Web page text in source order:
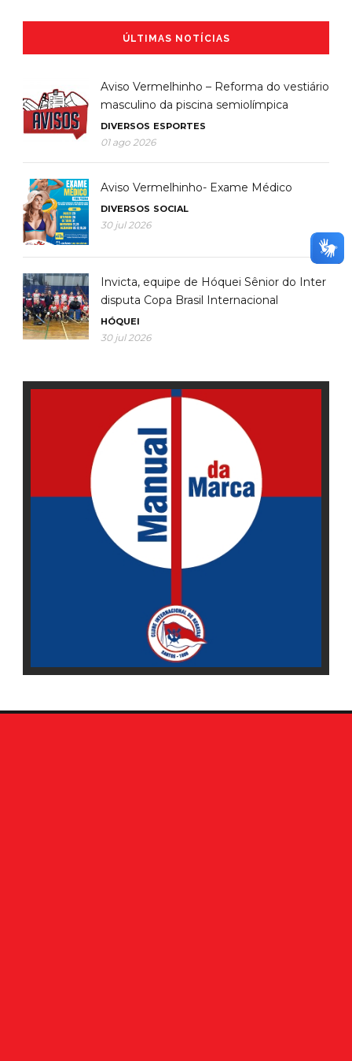
ÚLTIMAS NOTÍCIAS
Aviso Vermelhinho – Reforma do vestiário
masculino da piscina semiolímpica
DIVERSOS ESPORTES
01 ago 2026
Aviso Vermelhinho- Exame Médico
DIVERSOS SOCIAL
30 jul 2026
Invicta, equipe de Hóquei Sênior do Inter
disputa Copa Brasil Internacional
HÓQUEI
30 jul 2026